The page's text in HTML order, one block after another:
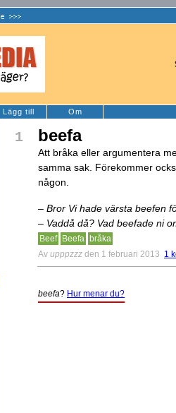
Lägg till Om
1 beefa
Att bråka eller argumentera
samma sak. Förekommer
någon.
– Bror Vi hade värsta beefen
– Vaddå då? Vad beefade ni
Beef Beefa bråka
Av upppzzz den 1 februari 2013 1
beefa? Hur menar du?